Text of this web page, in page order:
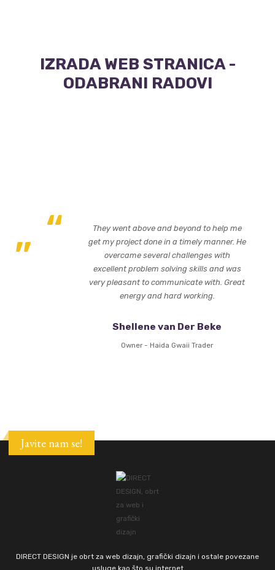
IZRADA WEB STRANICA -
ODABRANI RADOVI
They went above and beyond to help me
get my project done in a timely manner. He
overcame several challenges with
excellent problem solving skills and was
very pleasant to communicate with. Great
energy and hard working.
Shellene van Der Beke
Owner - Haida Gwaii Trader
Javite nam se!
DIRECT DESIGN je obrt za web dizajn, grafički dizajn i ostale povezane
usluge kao što su internet